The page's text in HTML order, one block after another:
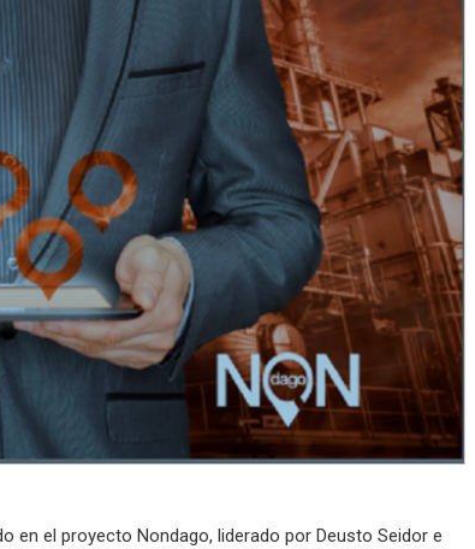
en el proyecto Nondago, liderado por Deusto Seidor e